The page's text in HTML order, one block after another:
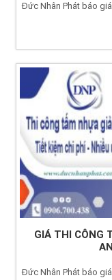
Đức Nhân Phát báo
GIÁ THI CÔNG
Đức Nhân Phát báo